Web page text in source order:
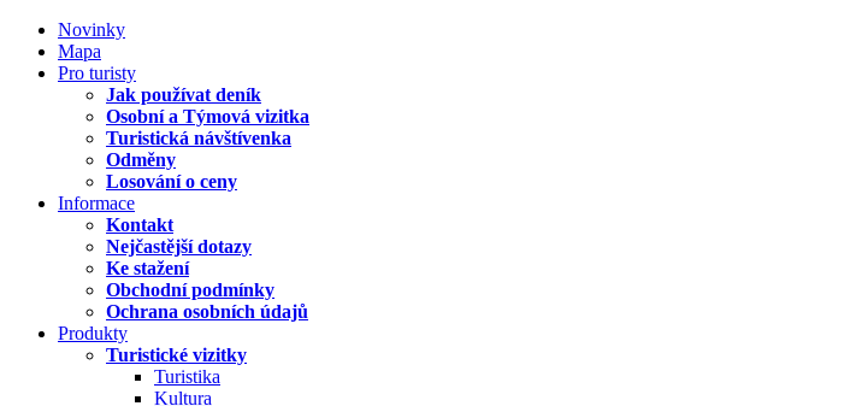
Novinky
Mapa
Pro turisty
Jak používat deník
Osobní a Týmová vizitka
Turistická návštívenka
Odměny
Losování o ceny
Informace
Kontakt
Nejčastější dotazy
Ke stažení
Obchodní podmínky
Ochrana osobních údajů
Produkty
Turistické vizitky
Turistika
Kultura